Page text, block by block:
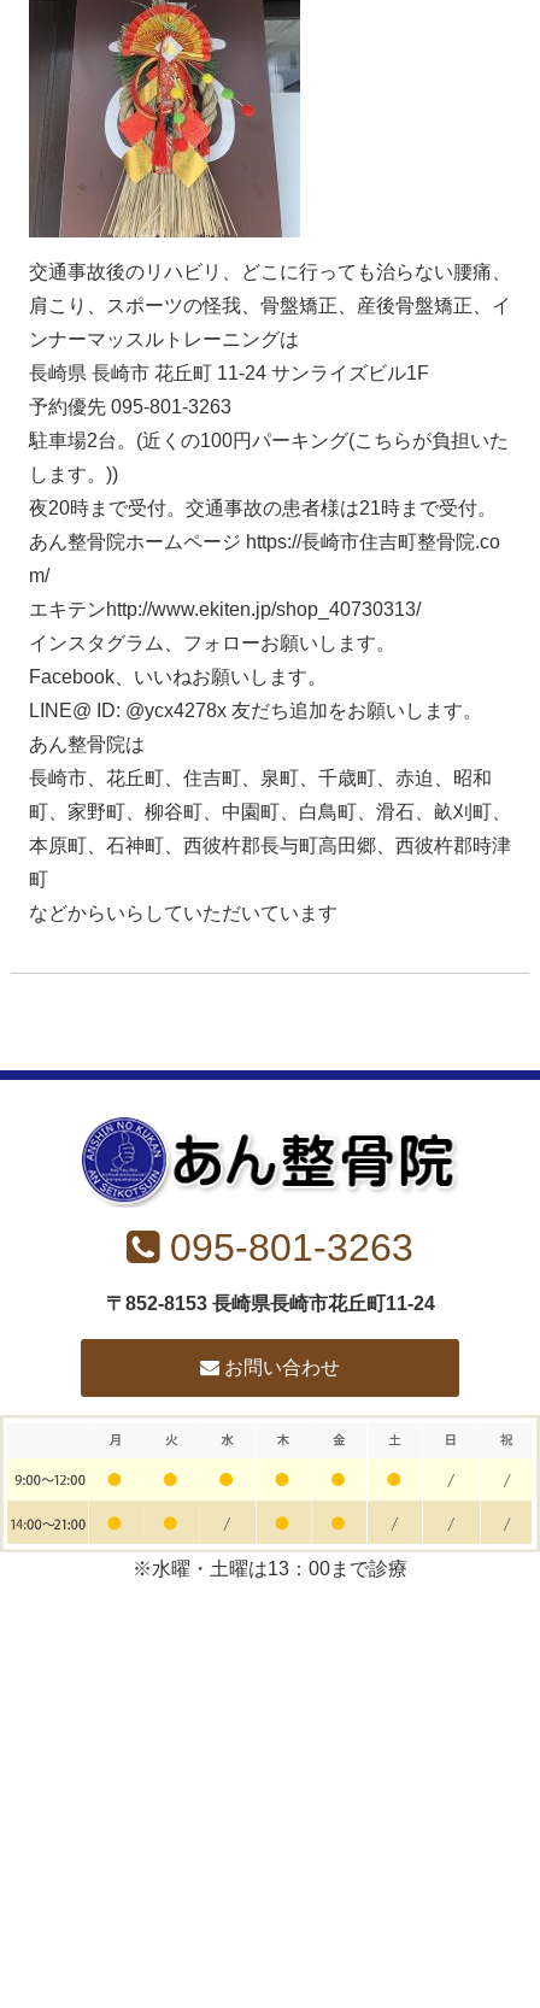
交通事故後のリハビリ、どこに行っても治らない腰痛、
肩こり、スポーツの怪我、骨盤矯正、産後骨盤矯正、イ
ンナーマッスルトレーニングは
長崎県 長崎市 花丘町 11-24 サンライズビル1F
予約優先 095-801-3263
駐車場2台。(近くの100円パーキング(こちらが負担いた
します。))
夜20時まで受付。交通事故の患者様は21時まで受付。
あん整骨院ホームページ https://長崎市住吉町整骨院.co
m/
エキテンhttp://www.ekiten.jp/shop_40730313/
インスタグラム、フォローお願いします。
Facebook、いいねお願いします。
LINE@ ID: @ycx4278x 友だち追加をお願いします。
あん整骨院は
長崎市、花丘町、住吉町、泉町、千歳町、赤迫、昭和
町、家野町、柳谷町、中園町、白鳥町、滑石、畝刈町、
本原町、石神町、西彼杵郡長与町高田郷、西彼杵郡時津
町
などからいらしていただいています
095-801-3263
〒852-8153 長崎県長崎市花丘町11-24
お問い合わせ
※水曜・土曜は13：00まで診療